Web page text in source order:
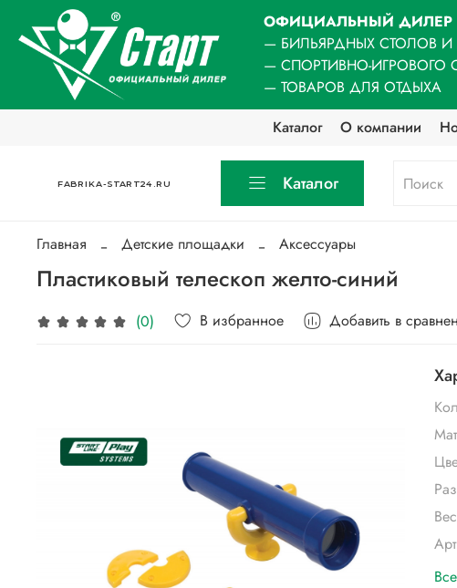
ОФИЦИАЛЬНЫЙ ДИЛЕР
— БИЛЬЯРДНЫХ СТОЛОВ И
— СПОРТИВНО-ИГРОВОГО
— ТОВАРОВ ДЛЯ ОТДЫХА
Каталог
О компании
FABRIKA-START24.RU Каталог
Главная Детские площадки Аксессуары
Пластиковый телескоп желто-синий
(0) В избранное Добавить в